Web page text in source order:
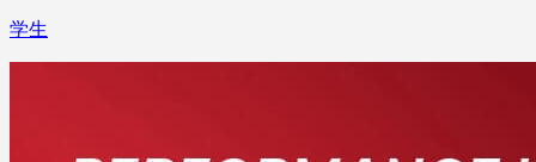
学生